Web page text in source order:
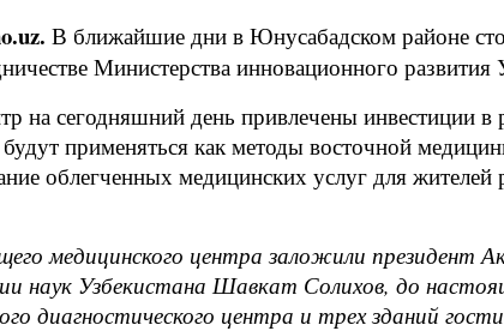
В ближайшие дни в Юнусабадском районе
Министерства инновационного развития
на сегодняшний день привлечены инвестиции
применяться как методы восточной
облегченных медицинских услуг для
медицинского центра заложили
наук Узбекистана Шавкат Солихов, до
диагностического центра и трех зданий